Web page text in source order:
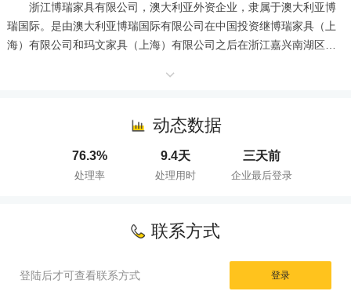
       浙江博瑞家具有限公司，澳大利亚外资企业，隶属于澳大利亚博
瑞国际。是由澳大利亚博瑞国际有限公司在中国投资继博瑞家具（上
海）有限公司和玛文家具（上海）有限公司之后在浙江嘉兴南湖区成
制造婴幼儿童家具，并努力将实木文化推广开来。1993年，BOORI国
司已经成功打造出两个品牌“Boori”和“Kingparrot”，伴随着品牌的不断
成长，产品已经在世界各大精品商场落户，如John Lewis
全球，我们专注于设计和制造优质的婴童及青少年产品，让顾客放心
动态数据
76.3%
处理率
9.4天
处理用时
三天前
企业最后登录
联系方式
登陆后才可查看联系方式 登录